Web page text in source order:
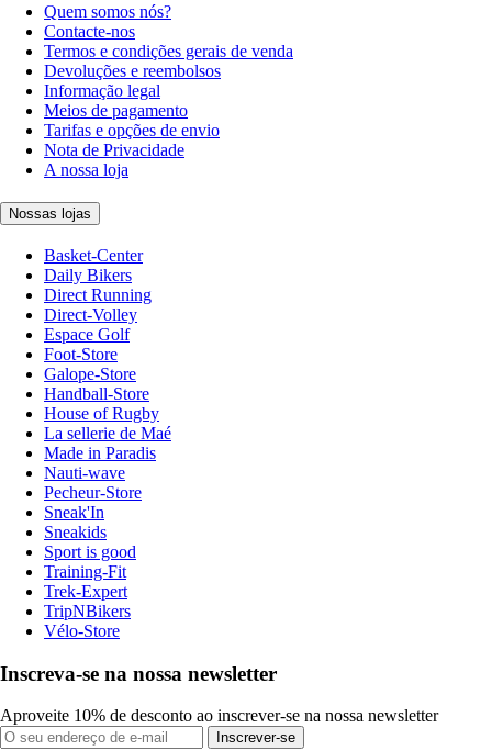
Quem somos nós?
Contacte-nos
Termos e condições gerais de venda
Devoluções e reembolsos
Informação legal
Meios de pagamento
Tarifas e opções de envio
Nota de Privacidade
A nossa loja
Nossas lojas
Basket-Center
Daily Bikers
Direct Running
Direct-Volley
Espace Golf
Foot-Store
Galope-Store
Handball-Store
House of Rugby
La sellerie de Maé
Made in Paradis
Nauti-wave
Pecheur-Store
Sneak'In
Sneakids
Sport is good
Training-Fit
Trek-Expert
TripNBikers
Vélo-Store
Inscreva-se na nossa newsletter
Aproveite 10% de desconto ao inscrever-se na nossa newsletter
Inscrever-se